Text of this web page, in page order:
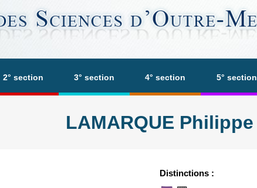
2° section 3° section 4° section 5° section
LAMARQUE Philippe
Distinctions :